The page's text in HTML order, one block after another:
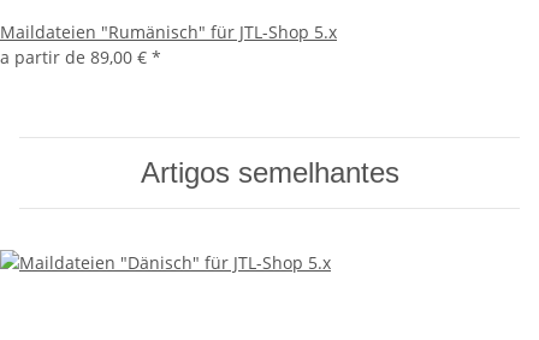
Maildateien "Rumänisch" für JTL-Shop 5.x
a partir de 89,00 € *
Artigos semelhantes